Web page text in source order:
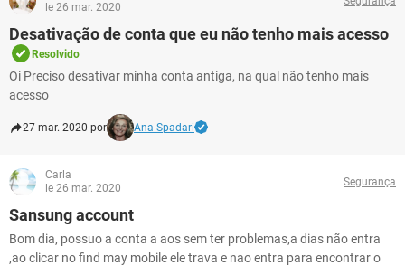
le 26 mar. 2020
Desativação de conta que eu não tenho mais acesso
Resolvido
Oi Preciso desativar minha conta antiga, na qual não tenho mais
acesso
27 mar. 2020 por Ana Spadari
Carla
le 26 mar. 2020
Segurança
Sansung account
Bom dia, possuo a conta a aos sem ter problemas,a dias não entra
,ao clicar no find may mobile ele trava e nao entra para encontrar o